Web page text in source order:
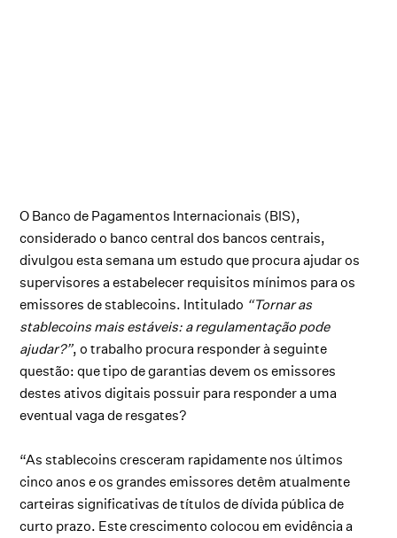
O Banco de Pagamentos Internacionais (BIS),
considerado o banco central dos bancos centrais,
divulgou esta semana um estudo que procura ajudar os
supervisores a estabelecer requisitos mínimos para os
emissores de stablecoins. Intitulado “Tornar as
stablecoins mais estáveis: a regulamentação pode
ajudar?”, o trabalho procura responder à seguinte
questão: que tipo de garantias devem os emissores
destes ativos digitais possuir para responder a uma
eventual vaga de resgates?
“As stablecoins cresceram rapidamente nos últimos
cinco anos e os grandes emissores detêm atualmente
carteiras significativas de títulos de dívida pública de
curto prazo. Este crescimento colocou em evidência a